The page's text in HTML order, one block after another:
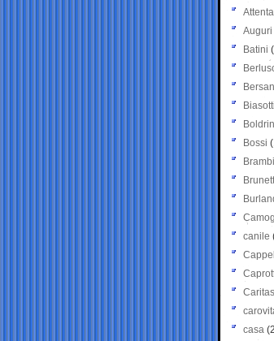
Auguri
Batini
Biasotti
Bossi
canile
Caritas
casa